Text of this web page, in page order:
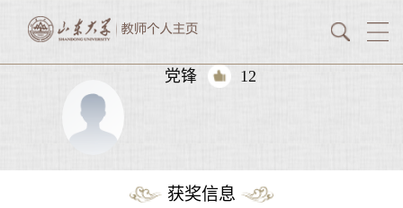
党锋 12
获奖信息